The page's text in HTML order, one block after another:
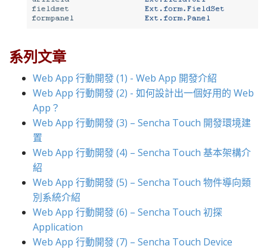
系列文章
Web App 行動開發 (1) - Web App 開發介紹
Web App 行動開發 (2) - 如何設計出一個好用的 Web
App？
Web App 行動開發 (3) – Sencha Touch 開發環境建
置
Web App 行動開發 (4) – Sencha Touch 基本架構介
紹
Web App 行動開發 (5) – Sencha Touch 物件導向類
別系統介紹
Web App 行動開發 (6) – Sencha Touch 初探
Application
Web App 行動開發 (7) – Sencha Touch Device